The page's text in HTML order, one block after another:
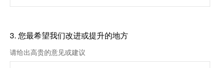
3. 您最希望我们改进或提升的地方
请给出高贵的意见或建议